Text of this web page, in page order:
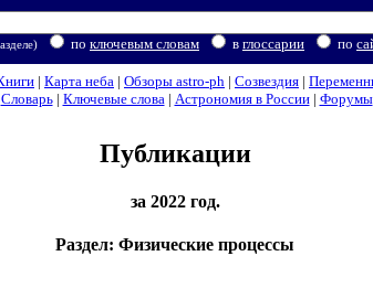
по ключевым словам в глоссарии по
| Карта неба | Обзоры astro-ph | Созвездия |
Словарь| Ключевые слова| Астрономия в России| Форумы
Публикации
за 2022 год.
Раздел: Физические процессы